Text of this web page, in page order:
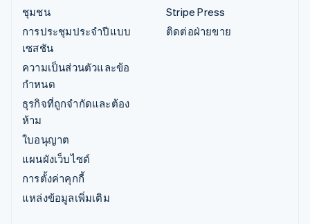
ชุมชน
การประชุมประจำปีแบบ
เซสชัน
ความเป็นส่วนตัวและข้อ
กำหนด
ธุรกิจที่ถูกจำกัดและต้อง
ห้าม
ใบอนุญาต
แผนผังเว็บไซต์
การตั้งค่าคุกกี้
แหล่งข้อมูลเพิ่มเติม
Stripe Press
ติดต่อฝ่ายขาย